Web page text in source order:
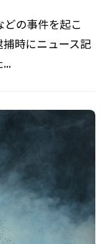
の事件を起こ
時にニュース記